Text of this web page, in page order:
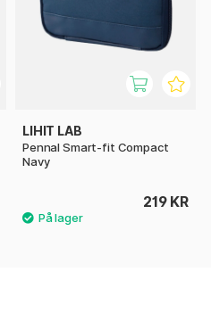
LIHIT LAB
Pennal Smart-fit Compact
Navy
219 KR